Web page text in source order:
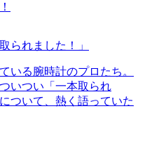
られました！」
いる腕時計のプロたち。
いつい「一本取られ
ついて、熱く語っていた